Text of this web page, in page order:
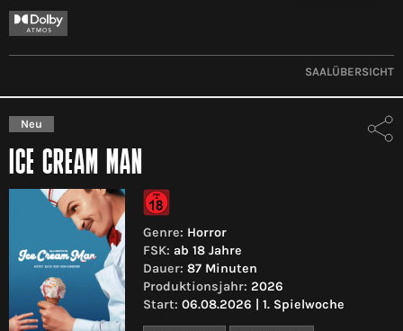
SAALÜBERSICHT
Neu
ICE CREAM MAN
Genre: Horror
FSK: ab 18 Jahre
Dauer: 87 Minuten
Produktionsjahr: 2026
Start: 06.08.2026 | 1. Spielwoche